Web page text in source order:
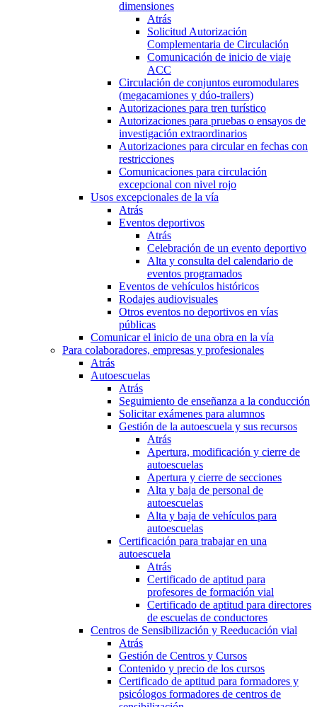
dimensiones
Atrás
Solicitud Autorización
Complementaria de Circulación
Comunicación de inicio de viaje
ACC
Circulación de conjuntos euromodulares
(megacamiones y dúo-trailers)
Autorizaciones para tren turístico
Autorizaciones para pruebas o ensayos de
investigación extraordinarios
Autorizaciones para circular en fechas con
restricciones
Comunicaciones para circulación
excepcional con nivel rojo
Usos excepcionales de la vía
Atrás
Eventos deportivos
Atrás
Celebración de un evento deportivo
Alta y consulta del calendario de
eventos programados
Eventos de vehículos históricos
Rodajes audiovisuales
Otros eventos no deportivos en vías
públicas
Comunicar el inicio de una obra en la vía
Para colaboradores, empresas y profesionales
Atrás
Autoescuelas
Atrás
Seguimiento de enseñanza a la conducción
Solicitar exámenes para alumnos
Gestión de la autoescuela y sus recursos
Atrás
Apertura, modificación y cierre de
autoescuelas
Apertura y cierre de secciones
Alta y baja de personal de
autoescuelas
Alta y baja de vehículos para
autoescuelas
Certificación para trabajar en una
autoescuela
Atrás
Certificado de aptitud para
profesores de formación vial
Certificado de aptitud para directores
de escuelas de conductores
Centros de Sensibilización y Reeducación vial
Atrás
Gestión de Centros y Cursos
Contenido y precio de los cursos
Certificado de aptitud para formadores y
psicólogos formadores de centros de